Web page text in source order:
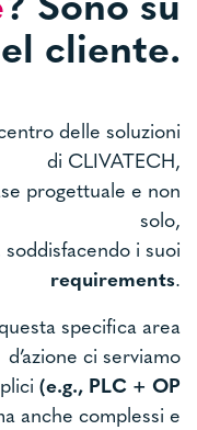
? Sono su
cliente.
delle soluzioni
di CLIVATECH,
progettuale e non
solo,
soddisfacendo i suoi
requirements.
specifica area
d’azione ci serviamo
(e.g., PLC + OP
anche complessi e